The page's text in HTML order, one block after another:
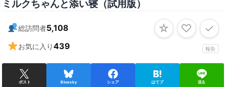
ミルクちゃんと添い寝（試用版）
総訪問者5,108
お気に入り439 報告
☆ ♡ ✓
ポスト Bluesky シェア はてブ 送る